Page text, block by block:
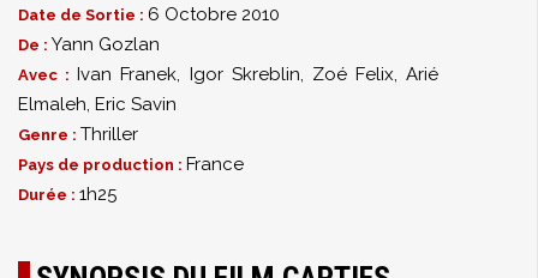
Date de Sortie : 6 Octobre 2010
De : Yann Gozlan
Avec : Ivan Franek, Igor Skreblin, Zoé Felix, Arié
Elmaleh, Eric Savin
Genre : Thriller
Pays de production : France
Durée : 1h25